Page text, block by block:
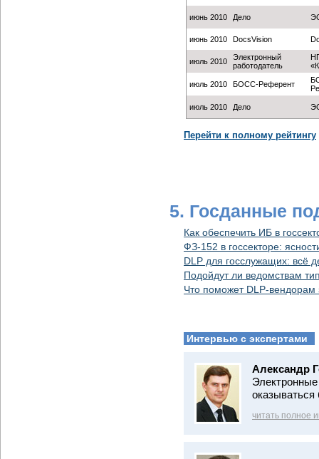
июнь 2010 Дело
июнь 2010 DocsVision
июль 2010
Электронный
работодатель
июль 2010 БОСС-Референт
июль 2010 Дело
Перейти к полному рейтингу
5. Госданные
Как обеспечить ИБ в
ФЗ-152 в госсекторе:
DLP для госслужащих: всё
Подойдут ли ведомствам
Что поможет DLP-вендорам
Интервью с экспертами
Александр
Электронные
оказываться
читать полное